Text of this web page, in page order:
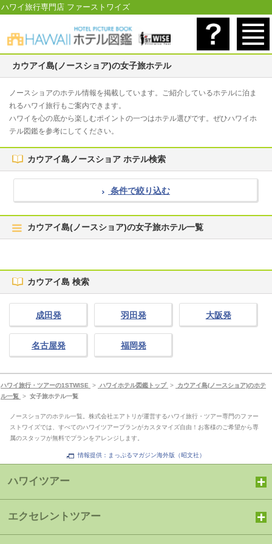
ハワイ旅行専門店 ファーストワイズ
カウアイ島(ノースショア)の女子旅ホテル
ノースショアのホテル情報を掲載しています。ご紹介しているホテルに泊ま
れるハワイ旅行もご案内できます。
ハワイを心の底から楽しむポイントの一つはホテル選びです。ぜひハワイホ
テル図鑑を参考にしてください。
カウアイ島ノースショア ホテル検索
条件で絞り込む
カウアイ島(ノースショア)の女子旅ホテル一覧
カウアイ島 検索
成田発 羽田発 大阪発
名古屋発 福岡発
ハワイ旅行・ツアーの1STWISE > ハワイホテル図鑑トップ >
カウアイ島(ノースショア)のホテ
ル一覧 >女子旅ホテル一覧
ノースショアのホテル一覧。株式会社エアトリが運営するハワイ旅行・ツアー専門のファー
ストワイズでは、すべてのハワイツアープランがカスタマイズ自由！お客様のご希望から専
属のスタッフが無料でプランをアレンジします。
情報提供：まっぷるマガジン海外版（昭文社）
ハワイツアー
エクセレントツアー